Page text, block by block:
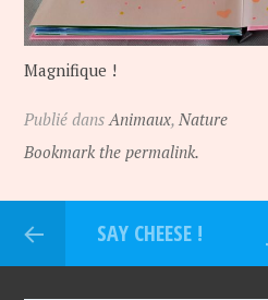
Magnifique !
Publié dansAnimaux,Nature
Bookmark the permalink.
SAY CHEESE !